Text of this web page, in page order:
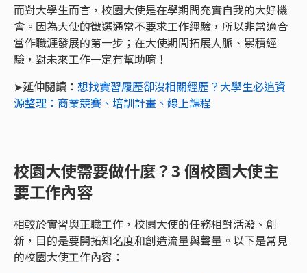
而對大學生而言，校園大使是在學期間充實自我的大好機
會。因為大使的徵選通常不要求工作經驗，所以非常適合
當作職涯發展的第一步；在大使期間拓展人脈、累積經
驗，對未來工作一定有幫助唷！
➤延伸閱讀： 想找實習履歷卻沒相關經歷？大學生必追資
源整理：商業競賽、培訓計畫、線上課程
校園大使需要做什麼？3 個校園大使主
要工作內容
相較於實習與正職工作，校園大使的任務相對活潑、創
新，目的是要開拓知名度和創造流量與聲量。以下是常見
的校園大使工作內容：